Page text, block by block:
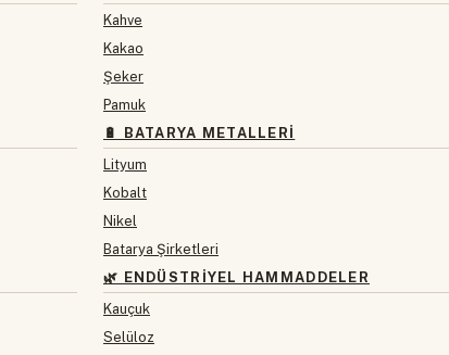
Kahve
Kakao
Şeker
Pamuk
🔋 BATARYA METALLERI
Lityum
Kobalt
Nikel
Batarya Şirketleri
🌿 ENDÜSTRIYEL HAMMADDELER
Kauçuk
Selüloz